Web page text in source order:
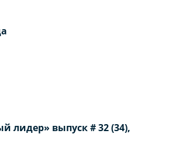
лидер» выпуск # 32 (34),